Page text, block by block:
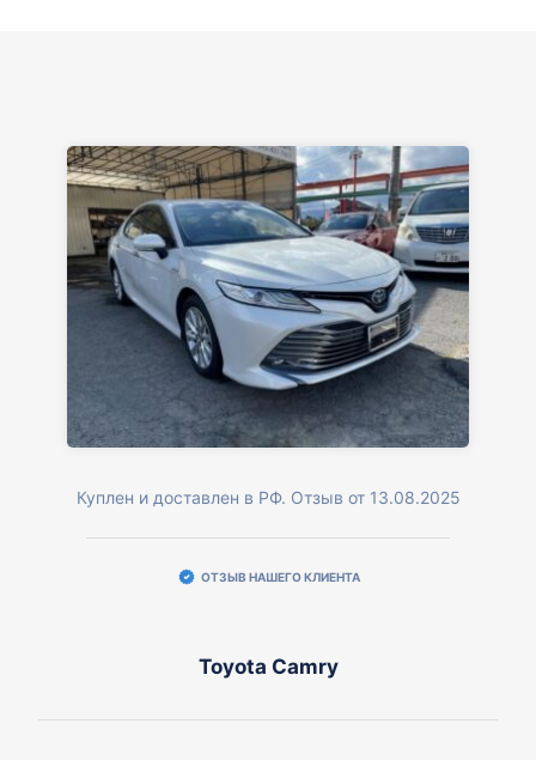
Куплен и доставлен в РФ. Отзыв от 13.08.2025
ОТЗЫВ НАШЕГО КЛИЕНТА
Toyota Camry